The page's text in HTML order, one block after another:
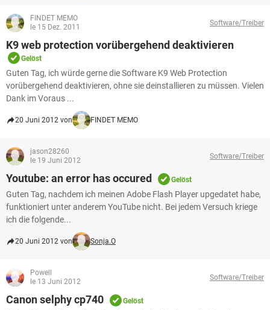
FINDET MEMO
le 15 Dez. 2011
Software/Treiber
K9 web protection vorübergehend deaktivieren
Gelöst
Guten Tag, ich würde gerne die Software K9 Web Protection
vorübergehend deaktivieren, ohne sie deinstallieren zu müssen. Vielen
Dank im Voraus ...
20 Juni 2012 von FINDET MEMO
jason28260
le 19 Juni 2012
Software/Treiber
Youtube: an error has occured Gelöst
Guten Tag, nachdem ich meinen Adobe Flash Player upgedatet habe,
funktioniert unter anderem YouTube nicht. Bei jedem Versuch kriege
ich die folgende...
20 Juni 2012 von Sonja.O
Powell
le 13 Juni 2012
Software/Treiber
Canon selphy cp740 Gelöst